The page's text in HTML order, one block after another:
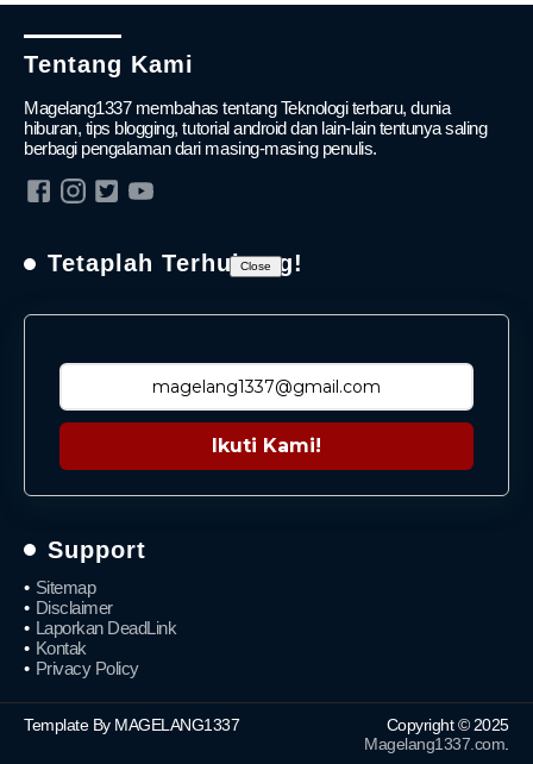
Tentang Kami
Magelang1337 membahas tentang Teknologi terbaru, dunia
hiburan, tips blogging, tutorial android dan lain-lain tentunya saling
berbagi pengalaman dari masing-masing penulis.
Tetaplah Terhubung!
Ikuti Kami!
Support
Sitemap
Disclaimer
Laporkan DeadLink
Kontak
Privacy Policy
Template By MAGELANG1337
Copyright © 2025
Magelang1337.com
Close